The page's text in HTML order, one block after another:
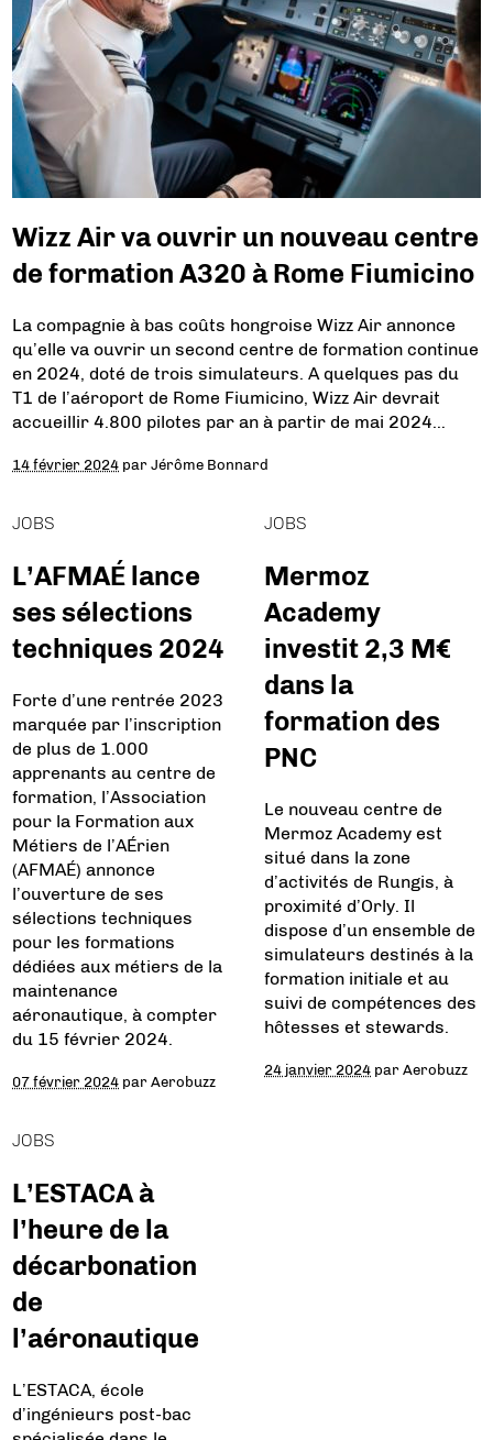
Wizz Air va ouvrir un nouveau centre
de formation A320 à Rome Fiumicino
La compagnie à bas coûts hongroise Wizz Air annonce
qu’elle va ouvrir un second centre de formation continue
en 2024, doté de trois simulateurs. A quelques pas du
T1 de l’aéroport de Rome Fiumicino, Wizz Air devrait
accueillir 4.800 pilotes par an à partir de mai 2024…
14 février 2024 parJérôme Bonnard
JOBS
L’AFMAÉ lance
ses sélections
techniques 2024
Forte d’une rentrée 2023
marquée par l’inscription
de plus de 1.000
apprenants au centre de
formation, l’Association
pour la Formation aux
Métiers de l’AÉrien
(AFMAÉ) annonce
l’ouverture de ses
sélections techniques
pour les formations
dédiées aux métiers de la
maintenance
aéronautique, à compter
du 15 février 2024.
07 février 2024 parAerobuzz
JOBS
Mermoz
Academy
investit 2,3 M€
dans la
formation des
PNC
Le nouveau centre de
Mermoz Academy est
situé dans la zone
d’activités de Rungis, à
proximité d’Orly. Il
dispose d’un ensemble de
simulateurs destinés à la
formation initiale et au
suivi de compétences des
hôtesses et stewards.
24 janvier 2024 parAerobuzz
JOBS
L’ESTACA à
l’heure de la
décarbonation
de
l’aéronautique
L’ESTACA, école
d’ingénieurs post-bac